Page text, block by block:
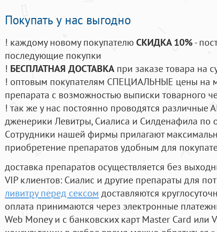
Покупать у нас выгодно
! каждому новому покупателюСКИДКА 10%-
последующие покупки
! БЕСПЛАТНАЯ ДОСТАВКА при заказе товара на
! оптовым покупателям СПЕЦИАЛЬНЫЕ цены на
препарата с возможностью выписки товарного
! так же у нас постоянно проводятся
дженерики Левитры, Сиалиса и Силденафила по
Cотрудники нашей фирмы прилагают
приобретение препаратов удобным для
доставка препаратов осуществляется без
VIP клиентов: Сиалис и другие препараты для
ливитру перед сексом доставляются
оплата принимаются через электронные
Web Money и с банковских карт Master Card или